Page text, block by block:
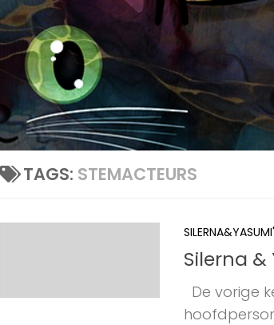
TAGS: STEMACTEURS
Silerna &
De vorige